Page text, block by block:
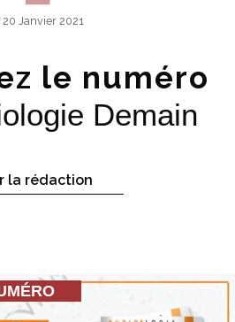
20 Janvier 2021
le numéro
Demain
la rédaction